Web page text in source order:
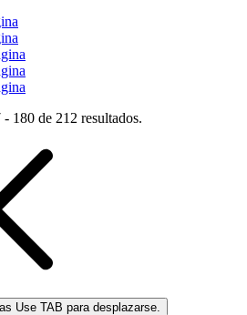
180 de 212 resultados.
Use TAB para desplazarse.